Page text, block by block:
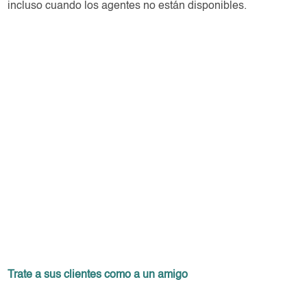
incluso cuando los agentes no están disponibles.
Trate a sus clientes como a un amigo